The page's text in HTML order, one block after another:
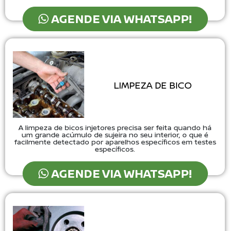
AGENDE VIA WHATSAPP!
LIMPEZA DE BICO
A limpeza de bicos injetores precisa ser feita quando há
um grande acúmulo de sujeira no seu interior, o que é
facilmente detectado por aparelhos específicos em testes
específicos.
AGENDE VIA WHATSAPP!